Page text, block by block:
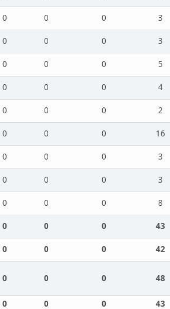
0 0 0
3
0 0 0
3
0 0 0
5
0 0 0
4
0 0 0
2
0 0 0
16
0 0 0
3
0 0 0
3
0 0 0
8
0 0 0
43
0 0 0 42
0 0 0 48
0 0 0 43